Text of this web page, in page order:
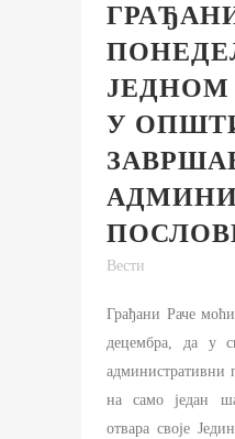
У
Вести
Грађани Раче
децембра, да у
административни
на само један
отвара своје